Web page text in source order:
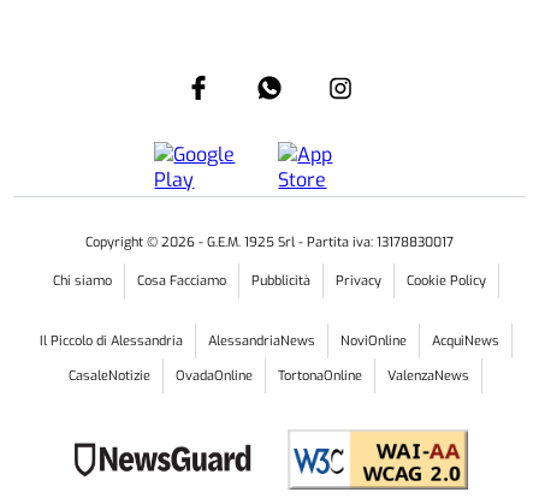
Copyright © 2026 - G.E.M. 1925 Srl - Partita iva: 13178830017
Chi siamo Cosa Facciamo Pubblicità Privacy Cookie Policy
Il Piccolo di Alessandria AlessandriaNews NoviOnline
AcquiNews
CasaleNotizie
OvadaOnline TortonaOnline ValenzaNews